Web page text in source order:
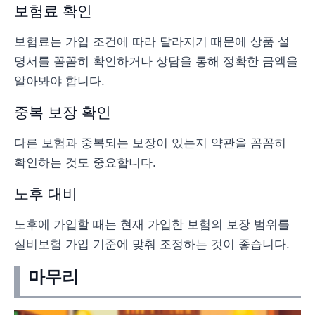
보험료 확인
보험료는 가입 조건에 따라 달라지기 때문에 상품 설
명서를 꼼꼼히 확인하거나 상담을 통해 정확한 금액을
알아봐야 합니다.
중복 보장 확인
다른 보험과 중복되는 보장이 있는지 약관을 꼼꼼히
확인하는 것도 중요합니다.
노후 대비
노후에 가입할 때는 현재 가입한 보험의 보장 범위를
실비보험 가입 기준에 맞춰 조정하는 것이 좋습니다.
마무리